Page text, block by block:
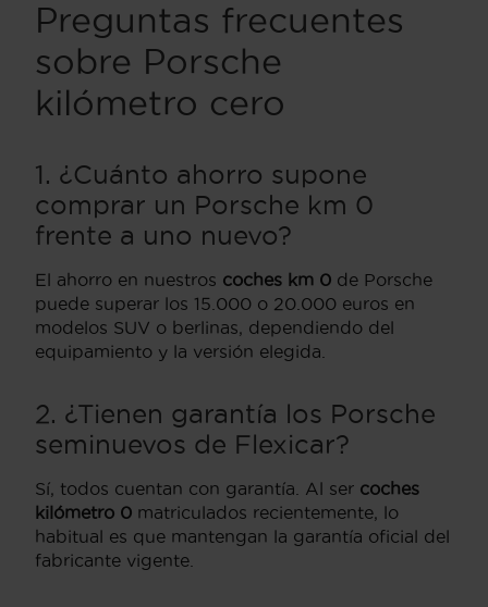
Preguntas frecuentes
sobre Porsche
kilómetro cero
1. ¿Cuánto ahorro supone
comprar un Porsche km 0
frente a uno nuevo?
El ahorro en nuestros coches km 0 de Porsche
puede superar los 15.000 o 20.000 euros en
modelos SUV o berlinas, dependiendo del
equipamiento y la versión elegida.
2. ¿Tienen garantía los Porsche
seminuevos de Flexicar?
Sí, todos cuentan con garantía. Al ser coches
kilómetro 0 matriculados recientemente, lo
habitual es que mantengan la garantía oficial del
fabricante vigente.